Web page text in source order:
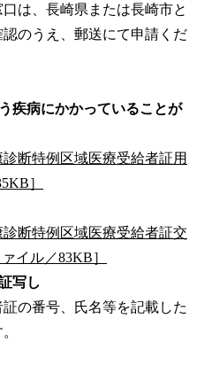
は、長崎県または長崎市と
のうえ、郵送にて申請くだ
疾病にかかっていることが
断特例区域医療受給者証用
］
診断特例区域医療受給者証交
イル／83KB］
写し
番号、氏名等を記載した